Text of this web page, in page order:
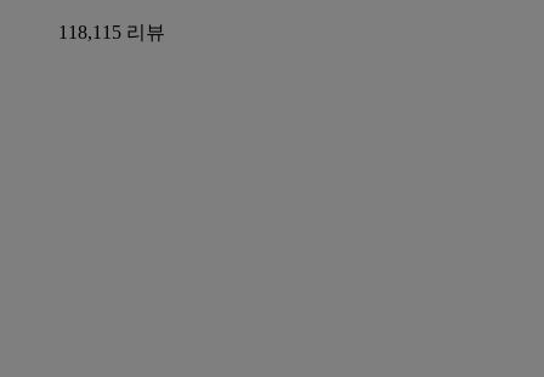
118,115 리뷰